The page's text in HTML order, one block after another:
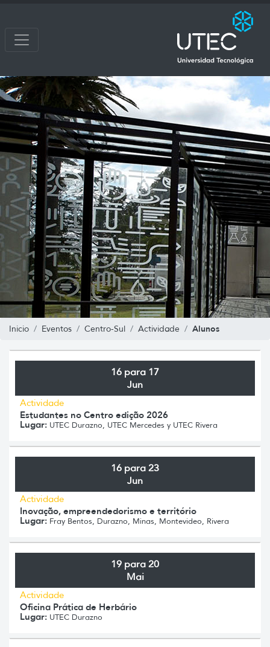
Inicio Eventos Centro-Sul Actividade Alunos
16 para 17
Jun
Actividade
Estudantes no Centro edição 2026
Lugar: UTEC Durazno, UTEC Mercedes y UTEC Rivera
16 para 23
Jun
Actividade
Inovação, empreendedorismo e território
Lugar: Fray Bentos, Durazno, Minas, Montevideo, Rivera
19 para 20
Mai
Actividade
Oficina Prática de Herbário
Lugar: UTEC Durazno